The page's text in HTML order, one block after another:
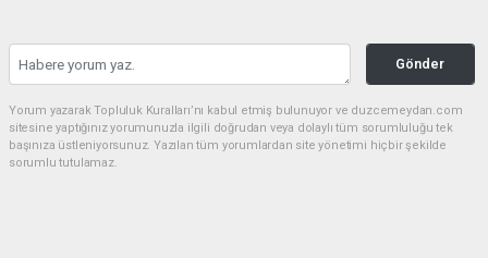
Gönder
Yorum yazarak Topluluk Kuralları’nı kabul etmiş bulunuyor ve duzcemeydan.com
sitesine yaptığınız yorumunuzla ilgili doğrudan veya dolaylı tüm sorumluluğu tek
başınıza üstleniyorsunuz. Yazılan tüm yorumlardan site yönetimi hiçbir şekilde
sorumlu tutulamaz.